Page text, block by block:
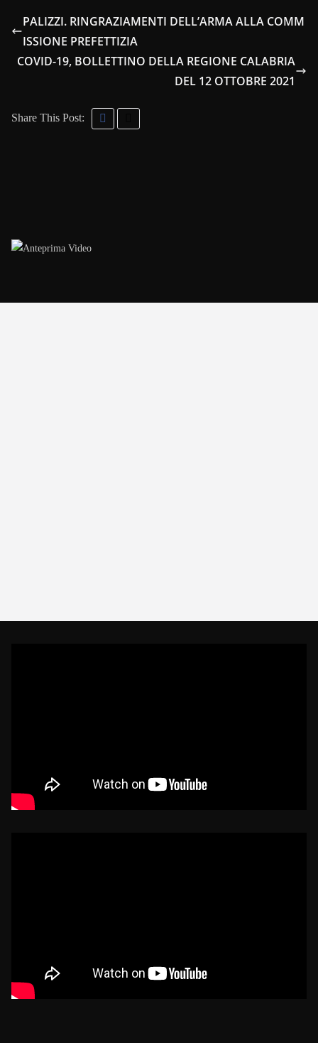
PALIZZI. RINGRAZIAMENTI DELL’ARMA ALLA COMM
ISSIONE PREFETTIZIA
COVID-19, BOLLETTINO DELLA REGIONE CALABRIA
DEL 12 OTTOBRE 2021
Share This Post: